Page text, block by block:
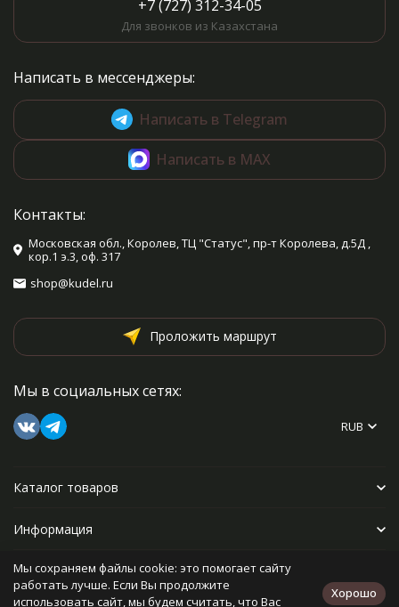
+7 (727) 312-34-05
Для звонков из Казахстана
Написать в мессенджеры:
Написать в Telegram
Написать в MAX
Контакты:
Московская обл., Королев, ТЦ "Статус", пр-т Королева, д.5Д ,
кор.1 э.3, оф. 317
shop@kudel.ru
Проложить маршрут
Мы в социальных сетях:
RUB
Каталог товаров
Информация
Прочее
Мы сохраняем файлы cookie: это помогает сайту
работать лучше. Если Вы продолжите
использовать сайт, мы будем считать, что Вас
Хорошо